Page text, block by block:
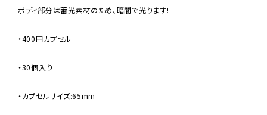
ボディ部分は蓄光素材のため、暗闇で光ります!
・400円カプセル
・30個入り
・カプセルサイズ:65mm